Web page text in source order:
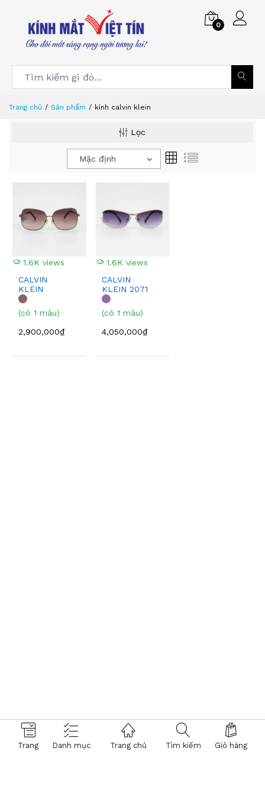
0
Trang Danh mục Trang chủ Tìm kiếm Giỏ hàng
Trang chủ Sản phẩm kính calvin klein
Lọc
Mặc định
1.6K views
CALVIN
KLEIN
CKJ107S
(có 1 màu)
2,900,000₫
1.6K views
CALVIN
KLEIN 2071
008
(có 1 màu)
4,050,000₫